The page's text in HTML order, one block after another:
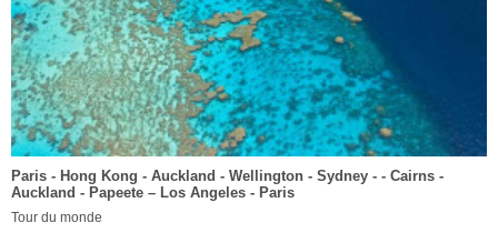
Paris - Hong Kong - Auckland - Wellington - Sydney - - Cairns -
Auckland - Papeete – Los Angeles - Paris
Tour du monde